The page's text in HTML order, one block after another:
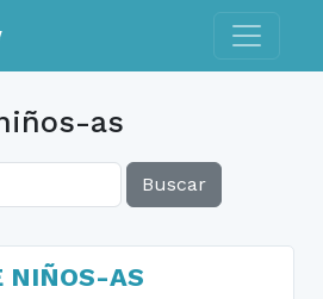
Toggle
as
Buscar
NIÑOS-AS